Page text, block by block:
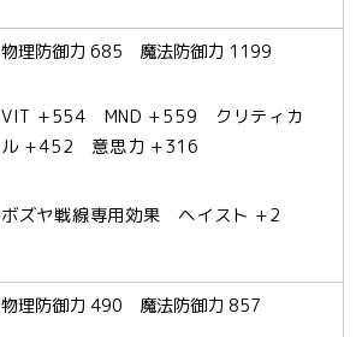
物理防御力 685 魔法防御力 1199
VIT +554 MND +559 クリティカ
ル +452 意思力 +316
ボズヤ戦線専用効果 ヘイスト +2
物理防御力 490 魔法防御力 857